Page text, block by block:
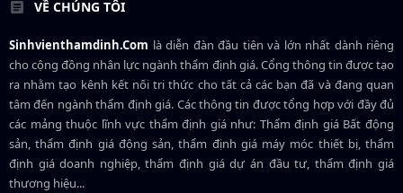
VỀ CHÚNG TÔI
Sinhvienthamdinh.Com là diễn đàn đầu tiên và lớn nhất dành riêng
cho cộng đồng nhân lực ngànhthẩm định giá. Cổng thông tin được tạo
ra nhằm tạo kênh kết nối tri thức cho tất cả các bạn đã và đang quan
tâm đến ngành thẩm định giá. Các thông tin được tổng hợp với đầy đủ
các mảng thuộc lĩnh vực thẩm định giá như: Thẩm định giá Bất động
sản, thẩm định giá động sản, thẩm định giá máy móc thiết bị, thẩm
định giá doanh nghiệp, thẩm định giá dự án đầu tư, thẩm định giá
thương hiệu...